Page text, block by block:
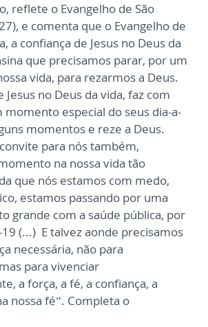
reflete o Evangelho de São
e comenta que o Evangelho de
a confiança de Jesus no Deus da
que precisamos parar, por um
vida, para rezarmos a Deus.
Jesus no Deus da vida, faz com
momento especial do seus dia-a-
momentos e reze a Deus.
para nós também,
na nossa vida tão
que nós estamos com medo,
estamos passando por uma
grande com a saúde pública, por
(...) E talvez aonde precisamos
necessária, não para
para vivenciar
a força, a fé, a confiança, a
nossa fé”. Completa o